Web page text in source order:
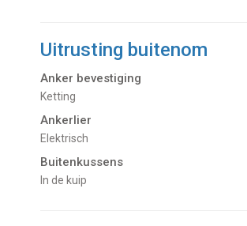
Uitrusting buitenom
Anker bevestiging
Ketting
Ankerlier
Elektrisch
Buitenkussens
in de kuip